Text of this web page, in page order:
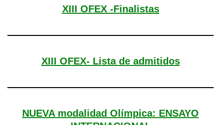
XIII OFEX -Finalistas
XIII OFEX- Lista de admitidos
NUEVA modalidad Olímpica: ENSAYO